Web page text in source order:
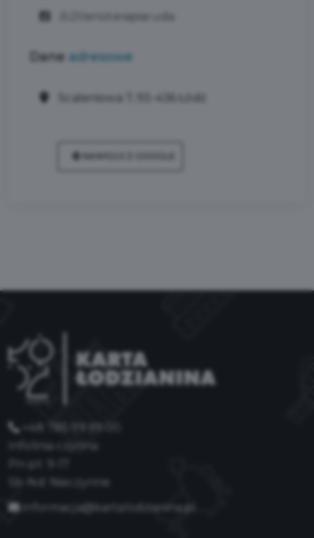
/o2tlenoterapiaruda
Dane adresowe
Scaleniowa 7, 93-436 Łódź
NAWIGUJ Z GOOGLE
+48 785 99 99 00
Infolinia czynna:
Sb-Nd: Nieczynne
informacja@kartalodzianina.pl